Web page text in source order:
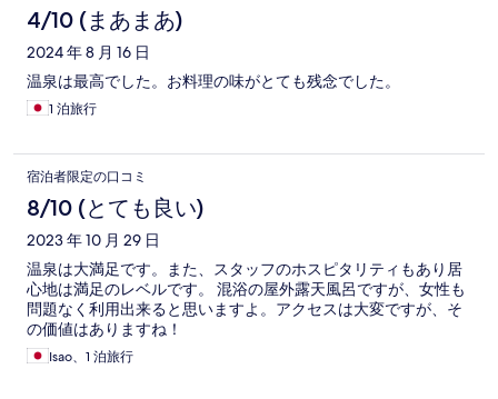
4/10 (まあまあ)
2024 年 8 月 16 日
温泉は最高でした。お料理の味がとても残念でした。
1 泊旅行
宿泊者限定の口コミ
8/10 (とても良い)
2023 年 10 月 29 日
温泉は大満足です。また、スタッフのホスピタリティもあり居
心地は満足のレベルです。 混浴の屋外露天風呂ですが、女性も
問題なく利用出来ると思いますよ。アクセスは大変ですが、そ
の価値はありますね！
Isao、1 泊旅行